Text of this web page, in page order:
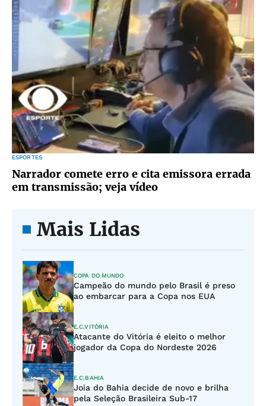
ESPORTES
Narrador comete erro e cita emissora errada
em transmissão; veja vídeo
Mais Lidas
COPA DO MUNDO
Campeão do mundo pelo Brasil é preso
ao embarcar para a Copa nos EUA
E.C.VITÓRIA
Atacante do Vitória é eleito o melhor
jogador da Copa do Nordeste 2026
E.C.BAHIA
Joia do Bahia decide de novo e brilha
pela Seleção Brasileira Sub-17